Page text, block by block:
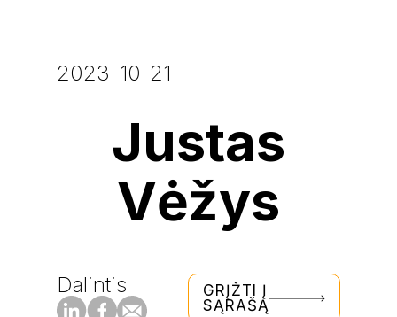
2023-10-21
Justas
Vėžys
Dalintis
GRĮŽTI Į
SĄRAŠĄ